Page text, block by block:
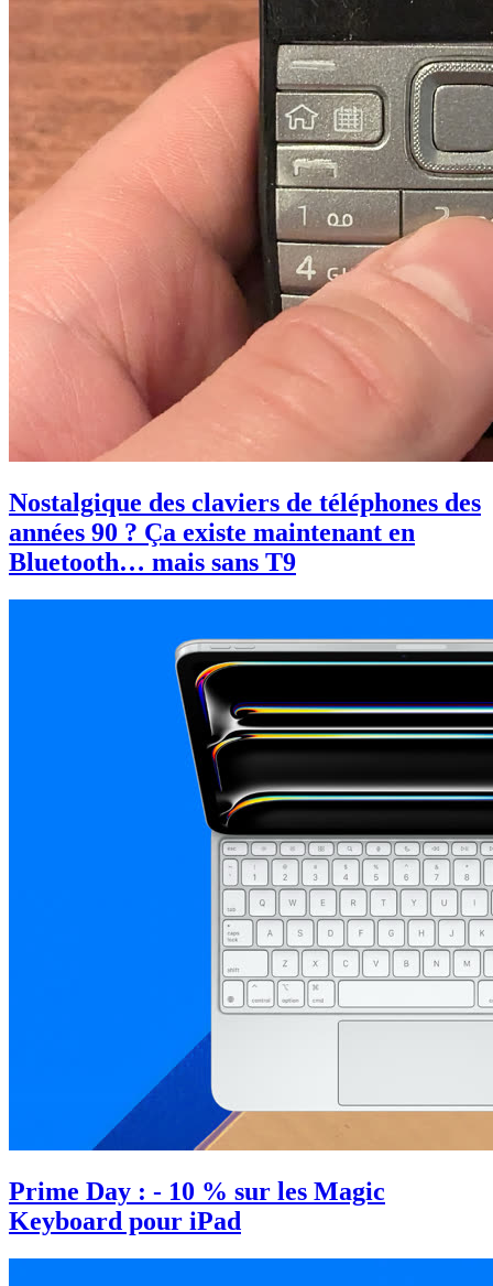
Nostalgique des claviers de téléphones des
années 90 ? Ça existe maintenant en
Bluetooth… mais sans T9
Prime Day : - 10 % sur les Magic
Keyboard pour iPad